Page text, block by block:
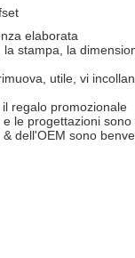
elaborata
stampa, la
utile, vi
regalo promozionale
le progettazioni sono
dell'OEM sono